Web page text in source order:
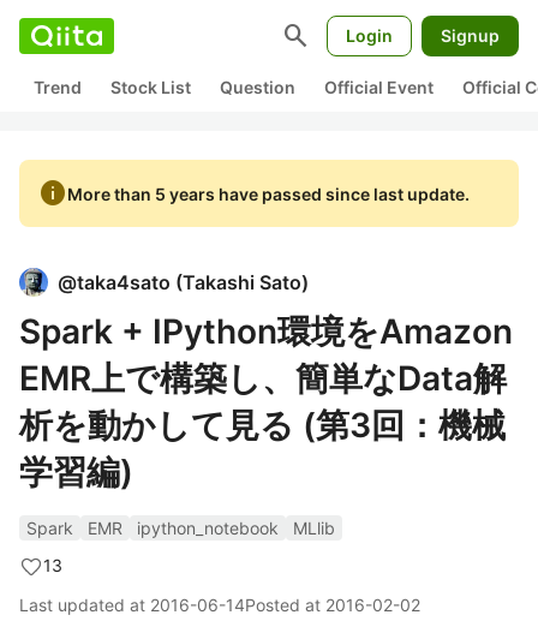
search Login Signup
Trend Stock List Question Official Event Official
infoMore than 5 years have passed since last update.
@taka4sato (Takashi Sato)
Spark + IPython環境をAmazon
EMR上で構築し、簡単なData解
析を動かして見る (第3回：機械
学習編)
Spark EMR ipython_notebook
MLlib
13
Last updated at 2016-06-14Posted at 2016-02-02